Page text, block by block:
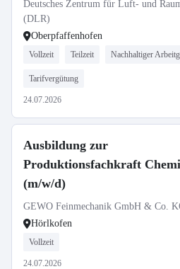
Deutsches Zentrum für Luft- und
(DLR)
Oberpfaffenhofen
Vollzeit Teilzeit Nachhaltiger
Tarifvergütung
24.07.2026
Ausbildung zur
Produktionsfachkraft
(m/w/d)
GEWO Feinmechanik GmbH & Co.
Hörlkofen
Vollzeit
24.07.2026